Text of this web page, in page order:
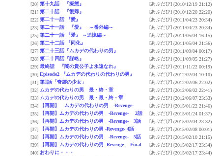
[20] 第十九話 『擬態』 [あぶだび] (2010/12/19 21:12)
[21] 第二十話 『復帰』 [あぶだび] (2010/12/20 22:20)
[22] 第二十一話 『愛』 [あぶだび] (2011/04/23 20:34)
[23] 第二十一話 『愛』 ～番外編～ [あぶだび] (2011/04/23 20:34)
[25] 第二十一話 『愛』 ～追憶編～ [あぶだび] (2011/05/04 16:15)
[26] 第二十二話 『同化』 [あぶだび] (2011/05/04 21:56)
[27] 第二十三話『ムカデの代わりの男』 [あぶだび] (2011/09/04 00:17)
[28] 第二十四話『謀略』 [あぶだび] (2011/09/05 21:27)
[29] 最終話 『闇の貴公子よ永遠なれ』 [あぶだび] (2011/11/22 00:19)
[30] Episode2 『ムカデの代わりの代わりの男』 [あぶだび] (2012/02/04 10:10)
[31] 第1話「奇跡の少女」 [あぶだび] (2012/02/06 22:02)
[32] ムカデの代わりの男 最・終・章 [あぶだび] (2012/06/02 22:41)
[33] ムカデの代わりの男 最・最・終・章 [あぶだび] (2012/06/07 23:33)
[34]
【再開】 ムカデの代わりの男 -Revenge- [あぶだび] (2015/01/22 21:46)
[35]
【再開】ムカデの代わりの男 -Revenge- 2話 [あぶだび] (2015/01/24 01:37)
[36]
【再開】ムカデの代わりの男 -Revenge- 3話 [あぶだび] (2015/02/04 23:32)
[37]
【再開】ムカデの代わりの男 -Revenge- 4話 [あぶだび] (2015/02/08 00:01)
[38]
【再開】ムカデの代わりの男 -Revenge- 5話 [あぶだび] (2015/02/10 21:15)
[39]
【再開】ムカデの代わりの男 -Revenge- Final [あぶだび] (2015/02/17 23:34)
[40] おわりに・・・ [あぶだび] (2015/02/17 23:44)